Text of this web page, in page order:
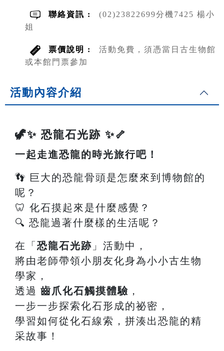
聯絡資訊 :
(02)23822699分機7425 楊小
姐
票價說明 :
活動免費，須憑當日古生物館
或本館門票參加
活動內容介紹
🦖✨ 恐龍石光跡 ✨🦴
一起走進恐龍的時光旅行吧！
👣 巨大的恐龍骨頭是怎麼來到博物館的
呢？
🦷 化石摸起來是什麼感覺？
🔍 恐龍過著什麼樣的生活呢？
在「 恐龍石光跡 」活動中，
將由老師帶領小朋友化身為小小古生物
學家，
透過 齒爪化石觸摸體驗 ，
一步一步探索化石形成的祕密，
學習如何從化石線索，拼湊出恐龍的精
采故事！